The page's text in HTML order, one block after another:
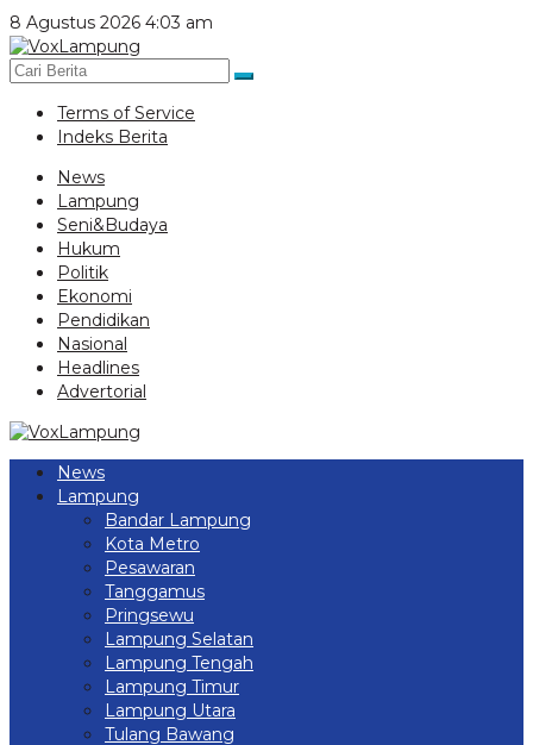
Lewati
ke
konten
8 Agustus 2026 4:03 am
Terms of Service
Indeks Berita
News
Lampung
Seni&Budaya
Hukum
Politik
Ekonomi
Pendidikan
Nasional
Headlines
Advertorial
News
Lampung
Bandar Lampung
Kota Metro
Pesawaran
Tanggamus
Pringsewu
Lampung Selatan
Lampung Tengah
Lampung Timur
Lampung Utara
Tulang Bawang